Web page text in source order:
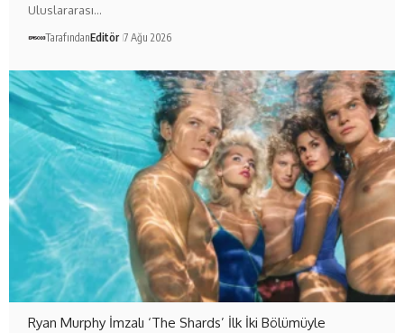
Uluslararası…
TarafındanEditör 7 Ağu 2026
Ryan Murphy İmzalı ‘The Shards’ İlk İki Bölümüyle